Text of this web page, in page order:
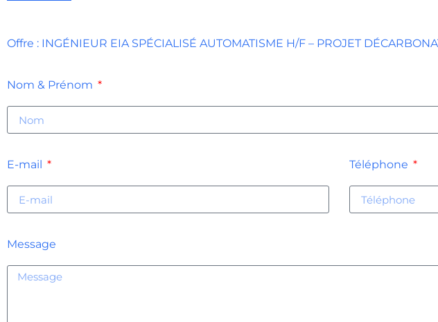
Offre : INGÉNIEUR EIA SPÉCIALISÉ AUTOMATISME H/F – PROJET
Nom & Prénom
E-mail Téléphone
Message